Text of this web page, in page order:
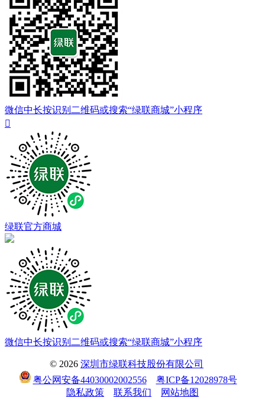
微信中长按识别二维码或搜索“绿联商城”小程序

绿联官方商城
微信中长按识别二维码或搜索“绿联商城”小程序
© 2026 深圳市绿联科技股份有限公司
粤公网安备44030002002556
粤ICP备12028978号
隐私政策
联系我们 网站地图